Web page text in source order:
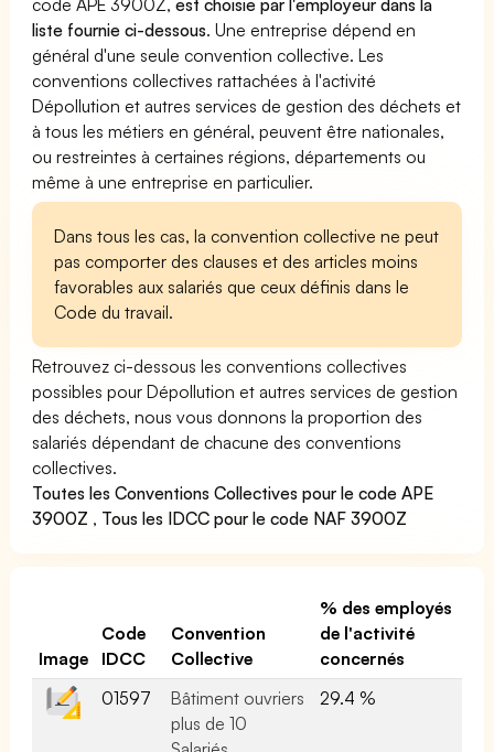
liste fournie ci-dessous. Une entreprise dépend en
général d'une seule convention collective. Les
conventions collectives rattachées à l'activité
Dépollution et autres services de gestion des déchets et
à tous les métiers en général, peuvent être nationales,
ou restreintes à certaines régions, départements ou
même à une entreprise en particulier.
Dans tous les cas, la convention collective ne peut
pas comporter des clauses et des articles moins
favorables aux salariés que ceux définis dans le
Code du travail.
Retrouvez ci-dessous les conventions collectives
possibles pour Dépollution et autres services de gestion
des déchets, nous vous donnons la proportion des
salariés dépendant de chacune des conventions
collectives.
Toutes les Conventions Collectives pour le code APE
3900Z , Tous les IDCC pour le code NAF 3900Z
Image
Code
IDCC
Convention
Collective
% des employés
de l'activité
concernés
01597
Bâtiment ouvriers
plus de 10
29.4 %